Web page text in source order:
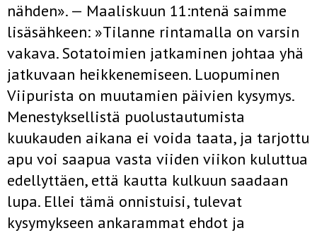
nähden». — Maaliskuun 11:ntenä saimme
lisäsähkeen: »Tilanne rintamalla on varsin
vakava. Sotatoimien jatkaminen johtaa yhä
jatkuvaan heikkenemiseen. Luopuminen
Viipurista on muutamien päivien kysymys.
Menestyksel­listä puolustautumista
kuukauden aikana ei voida taata, ja tarjottu
apu voi saapua vasta viiden viikon kuluttua
edellyttäen, että kautta­ kulkuun saadaan
lupa. Ellei tämä onnistuisi, tulevat
kysymykseen anka­rammat ehdot ja